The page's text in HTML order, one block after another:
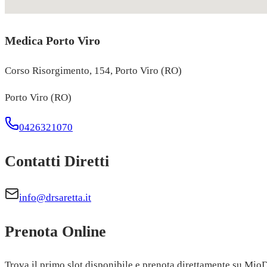
Medica Porto Viro
Corso Risorgimento, 154, Porto Viro (RO)
Porto Viro (RO)
0426321070
Contatti Diretti
info@drsaretta.it
Prenota Online